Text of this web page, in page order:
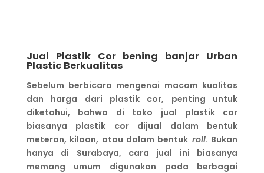
Jual Plastik Cor bening banjar Urban
Plastic Berkualitas
Sebelum berbicara mengenai macam kualitas
dan harga dari plastik cor, penting untuk
diketahui, bahwa di toko jual plastik cor
biasanya plastik cor dijual dalam bentuk
meteran, kiloan, atau dalam bentuk roll. Bukan
hanya di Surabaya, cara jual ini biasanya
memang umum digunakan pada berbagai